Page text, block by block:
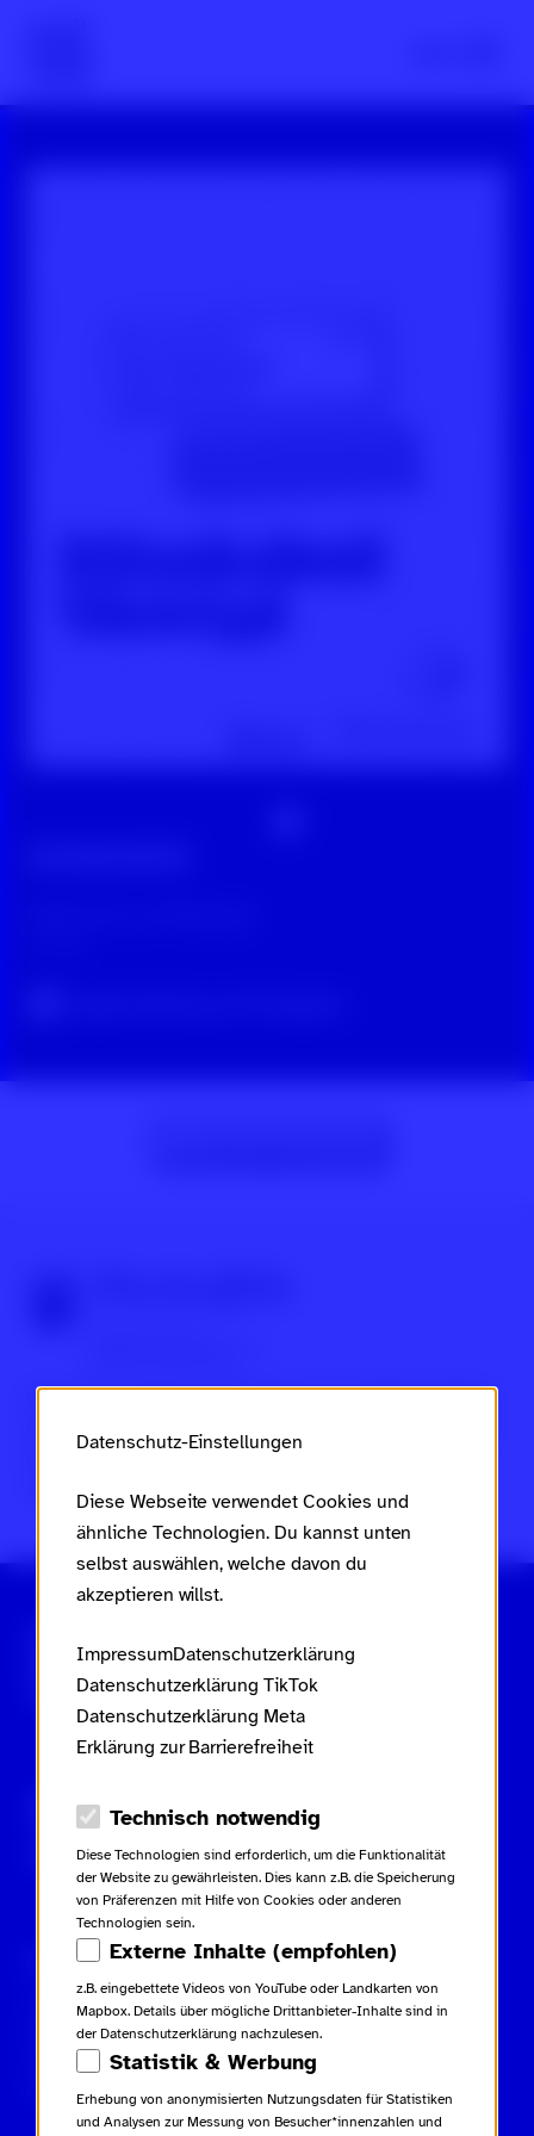
Dies ist ein Projekt desMinisteriums für Arbeit, Soziales,
Frauen, Familie und Jugend des Landes Rheinland-Pfalz
Landesaktionsplans gegen Rassismus
und Gruppenbezogene Menschenfeindlichkeit
Gebärdensprache Leichte Sprache
Inhaltsverzeichnis
Rechtliches
Datenschutzerklärung
Datenschutzerklärung TikTok
Datenschutzerklärung Meta
Erklärung zur Barrierefreiheit
Kampagne
Glossar
Beiträge
Downloads
Kontakt
Datenschutz-Einstellungen
Diese Webseite verwendet Cookies und
ähnliche Technologien. Du kannst unten
selbst auswählen, welche davon du
akzeptieren willst.
ImpressumDatenschutzerklärung
Datenschutzerklärung TikTok
Datenschutzerklärung Meta
Erklärung zur Barrierefreiheit
Datenschutz-Optionen
Technisch notwendig
Diese Technologien sind erforderlich, um die Funktionalität
der Website zu gewährleisten. Dies kann z.B. die Speicherung
von Präferenzen mit Hilfe von Cookies oder anderen
Technologien sein.
Externe Inhalte (empfohlen)
z.B. eingebettete Videos von YouTube oder Landkarten von
Mapbox. Details über mögliche Drittanbieter-Inhalte sind in
der Datenschutzerklärung nachzulesen.
Statistik & Werbung
Erhebung von anonymisierten Nutzungsdaten für Statistiken
und Analysen zur Messung von Besucher*innenzahlen und